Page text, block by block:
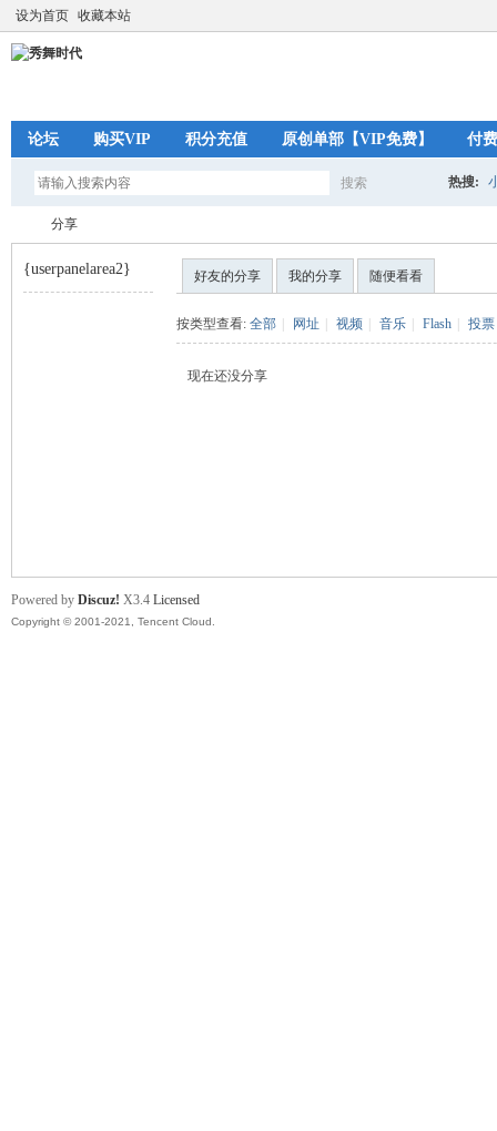
设为首页 收藏本站
论坛 购买VIP 积分充值 原创单部【VIP免费】 付
搜索 热搜:
分享
{userpanelarea2} 好友的分享 我的分享 随便看看
按类型查看: 全部 网址 视频 音乐 Flash 投票
现在还没分享
Powered by Discuz! X3.4 Licensed
Copyright © 2001-2021, Tencent Cloud.